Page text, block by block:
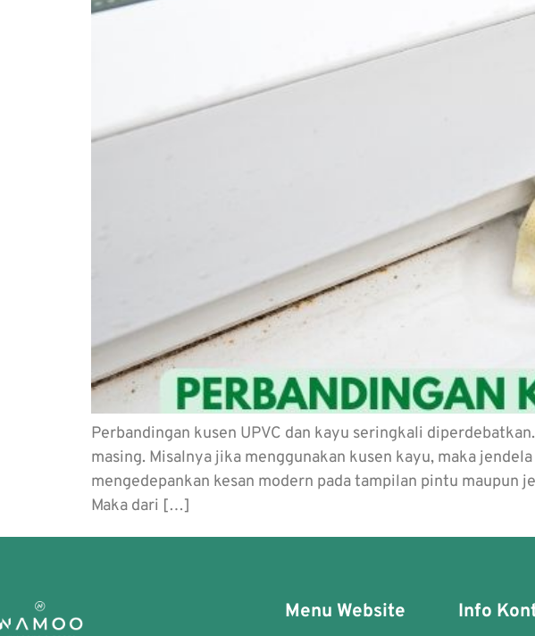
Perbandingan kusen UPVC dan kayu seringkali
masing. Misalnya jika menggunakan kusen kayu, maka
mengedepankan kesan modern pada tampilan pintu maupun
Maka dari […]
Menu Website Info